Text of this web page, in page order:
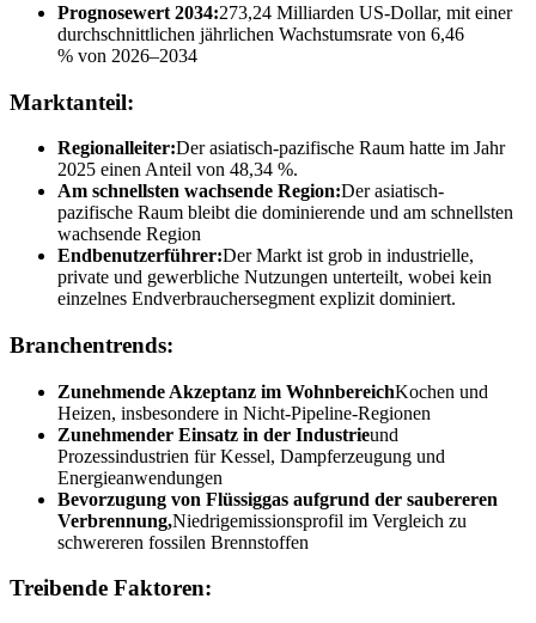
Prognosewert 2034:273,24 Milliarden US-Dollar, mit einer
durchschnittlichen jährlichen Wachstumsrate von 6,46
% von 2026–2034
Marktanteil:
Regionalleiter:Der asiatisch-pazifische Raum hatte im Jahr
2025 einen Anteil von 48,34 %.
Am schnellsten wachsende Region:Der asiatisch-
pazifische Raum bleibt die dominierende und am schnellsten
wachsende Region
Endbenutzerführer:Der Markt ist grob in industrielle,
private und gewerbliche Nutzungen unterteilt, wobei kein
einzelnes Endverbrauchersegment explizit dominiert.
Branchentrends:
Zunehmende Akzeptanz im WohnbereichKochen und
Heizen, insbesondere in Nicht-Pipeline-Regionen
Zunehmender Einsatz in der Industrieund
Prozessindustrien für Kessel, Dampferzeugung und
Energieanwendungen
Bevorzugung von Flüssiggas aufgrund der saubereren
Verbrennung,Niedrigemissionsprofil im Vergleich zu
schwereren fossilen Brennstoffen
Treibende Faktoren: